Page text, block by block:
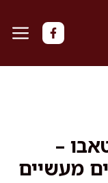
–
מעשיים